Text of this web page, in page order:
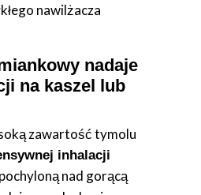
nawilżacza
nadaje
na kaszel lub
zawartość tymolu
inhalacji
nad gorącą